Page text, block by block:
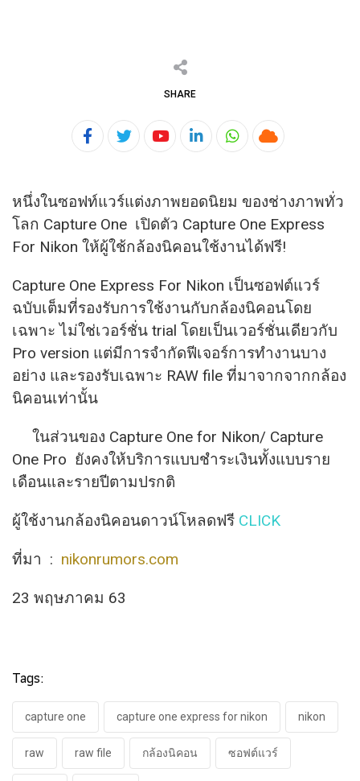
SHARE
YoutubeLinkedInWhatsapp
Cloud
หนึ่งในซอฟท์แวร์แต่งภาพยอดนิยม ของช่างภาพทั่ว
โลก Capture One เปิดตัว Capture One Express
For Nikon ให้ผู้ใช้กล้องนิคอนใช้งานได้ฟรี!
Capture One Express For Nikon เป็นซอฟต์แวร์
ฉบับเต็มที่รองรับการใช้งานกับกล้องนิคอนโดย
เฉพาะ ไม่ใช่เวอร์ชั่น trial โดยเป็นเวอร์ชั่นเดียวกับ
Pro version แต่มีการจำกัดฟีเจอร์การทำงานบาง
อย่าง และรองรับเฉพาะ RAW file ที่มาจากจากกล้อง
นิคอนเท่านั้น
ในส่วนของ Capture One for Nikon/ Capture
One Pro ยังคงให้บริการแบบชำระเงินทั้งแบบราย
เดือนและรายปีตามปรกติ
ผู้ใช้งานกล้องนิคอนดาวน์โหลดฟรี CLICK
ที่มา : nikonrumors.com
23 พฤษภาคม 63
Tags:
capture one capture one express for nikon nikon
raw raw file กล้องนิคอน ซอฟต์แวร์